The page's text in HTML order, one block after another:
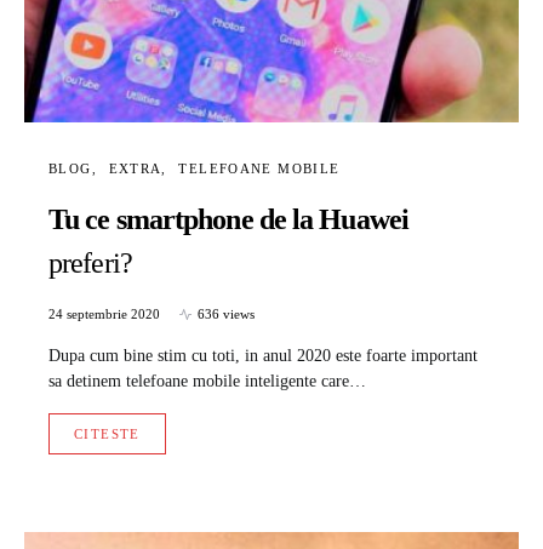
BLOG EXTRA TELEFOANE MOBILE
Tu ce smartphone de la Huawei
preferi?
24 septembrie 2020 636 views
Dupa cum bine stim cu toti, in anul 2020 este foarte important
sa detinem telefoane mobile inteligente care…
CITESTE